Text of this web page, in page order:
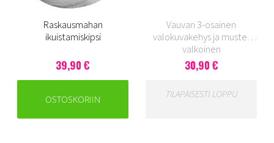
Raskausmahan
ikuistamiskipsi
39,90 €
OSTOSKORIIN
Vauvan 3-osainen
valokuvakehys ja muste,
valkoinen
30,90 €
TILAPÄISESTI LOPPU